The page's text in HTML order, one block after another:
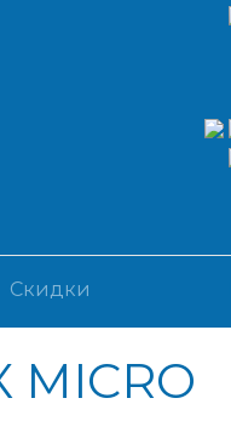
Скидки
MICRO